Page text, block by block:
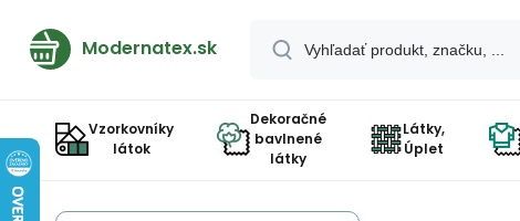
Modernatex.sk
Vzorkovníky
látok
Dekoračné
bavlnené
látky
Látky,
Úplet